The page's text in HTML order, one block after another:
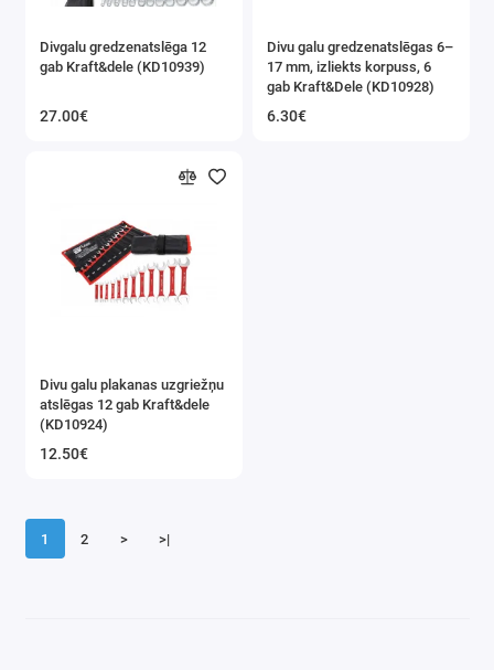
Divgalu gredzenatslēga 12
gab Kraft&dele (KD10939)
27.00€
Divu galu gredzenatslēgas 6–
17 mm, izliekts korpuss, 6
gab Kraft&Dele (KD10928)
6.30€
Divu galu plakanas uzgriežņu
atslēgas 12 gab Kraft&dele
(KD10924)
12.50€
1 2 > >|